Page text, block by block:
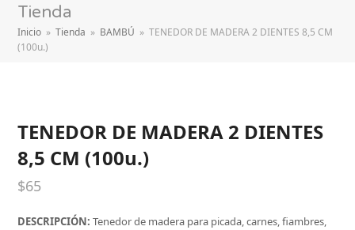
Tienda
Inicio » Tienda » BAMBÚ » TENEDOR DE MADERA 2 DIENTES 8,5 CM
(100u.)
TENEDOR DE MADERA 2 DIENTES
8,5 CM (100u.)
$65
DESCRIPCIÓN: Tenedor de madera para picada, carnes, fiambres,